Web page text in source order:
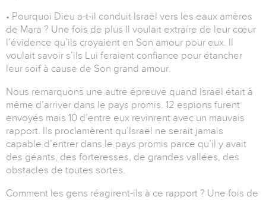
• Pourquoi Dieu a-t-il conduit Israël vers les eaux amères
de Mara ? Une fois de plus Il voulait extraire de leur cœur
l’évidence qu’ils croyaient en Son amour pour eux. Il
voulait savoir s’ils Lui feraient confiance pour étancher
leur soif à cause de Son grand amour.
Nous remarquons une autre épreuve quand Israël était à
même d’arriver dans le pays promis. 12 espions furent
envoyés mais 10 d’entre eux revinrent avec un mauvais
rapport. Ils proclamèrent qu’Israël ne serait jamais
capable d’entrer dans le pays promis parce qu’il y avait
des géants, des forteresses, de grandes vallées, des
obstacles de toutes sortes.
Comment les gens réagirent-ils à ce rapport ? Une fois de